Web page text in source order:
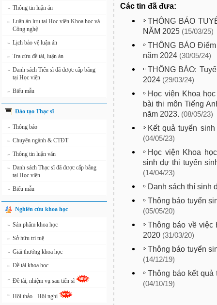
» Thông tin luận án
» Luận án lưu tại Học viện Khoa học và
Công nghệ
» Lịch bảo vệ luận án
» Tra cứu đề tài, luận án
» Danh sách Tiến sĩ đã được cấp bằng
tại Học viện
» Biểu mẫu
Đào tạo Thạc sĩ
» Thông báo
» Chuyên ngành & CTĐT
» Thông tin luận văn
» Danh sách Thạc sĩ đã được cấp bằng
tại Học viện
» Biểu mẫu
Nghiên cứu khoa học
» Sản phẩm khoa học
» Sở hữu trí tuệ
» Giải thưởng khoa học
» Đề tài khoa học
» Đề tài, nhiệm vụ sau tiến sĩ
» Hội thảo - Hội nghị
Các tin đã đưa:
THÔNG BÁO
NĂM 2025 (15/03/25)
THÔNG BÁO
năm 2024 (30/05/24)
THÔNG BÁO:
2024 (29/03/24)
Học viện Khoa
bài thi môn Tiếng
năm 2023. (08/05/23)
Kết quả tuyển
(04/05/23)
Học viện Khoa
sinh dự thi tuyển
(14/04/23)
Danh sách thí sinh
Thông báo tuyển
(05/05/20)
Thông báo về việc
2020 (31/03/20)
Thông báo tuyển
(14/12/19)
Thông báo kết quả
(04/10/19)